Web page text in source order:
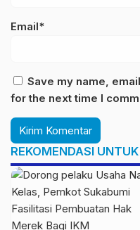
Email*
Save my name,
for the next time I
REKOMENDASI